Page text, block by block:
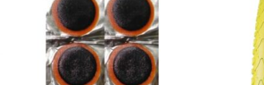
Πρόσθήκη
στην λίστα
επιθυμιών